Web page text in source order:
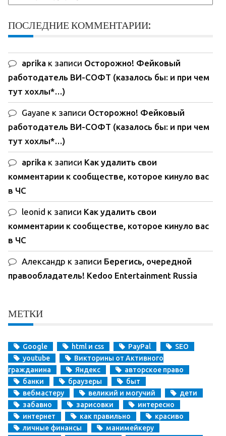
ПОСЛЕДНИЕ КОММЕНТАРИИ:
aprika к записи Осторожно! Фейковый
работодатель ВИ-СОФТ (казалось бы: и при чем
тут хохлы*…)
Gayane к записи Осторожно! Фейковый
работодатель ВИ-СОФТ (казалось бы: и при чем
тут хохлы*…)
aprika к записи Как удалить свои
комментарии к сообществе, которое кинуло вас
в ЧС
leonid к записи Как удалить свои
комментарии к сообществе, которое кинуло вас
в ЧС
Александр к записи Берегись, очередной
правообладатель! Kedoo Entertainment Russia
МЕТКИ
Google html и css PayPal
SEO
youtube
Викторины от Активного
гражданина
Яндекс
авторское право
банки
браузеры
быт
вебмастеру
великий и могучий
дети
забавно
зарисовки
интересно
интернет
как правильно
красиво
личные финансы
манимейкеру